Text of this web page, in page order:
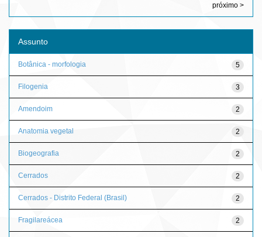
próximo >
Assunto
5
Botânica - morfologia
3
Filogenia
2
Amendoim
2
Anatomia vegetal
2
Biogeografia
2
Cerrados
2
Cerrados - Distrito Federal (Brasil)
2
Fragilareácea